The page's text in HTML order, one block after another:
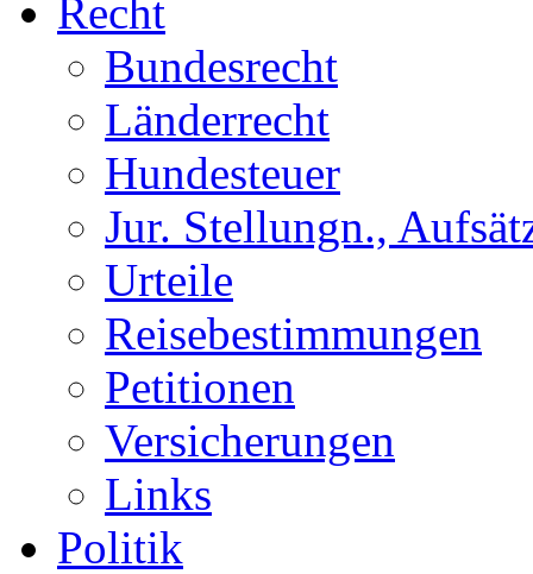
Recht
Bundesrecht
Länderrecht
Hundesteuer
Jur. Stellungn.,
Urteile
Reisebestimmungen
Petitionen
Versicherungen
Links
Politik